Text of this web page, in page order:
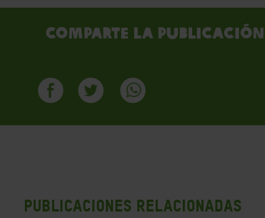
Comparte la publicación
PUBLICACIONES RELACIONADAS